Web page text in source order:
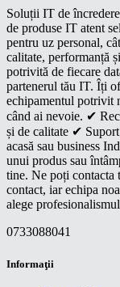
Soluții IT de
de produse IT atent
pentru uz personal,
calitate, performanță
potrivită de fiecare
partenerul tău IT. Îți
echipamentul potrivit
când ai nevoie. ✔
și de calitate ✔
acasă sau business
unui produs sau
tine. Ne poți contacta
contact, iar echipa
alege
0733088041
Informaţii